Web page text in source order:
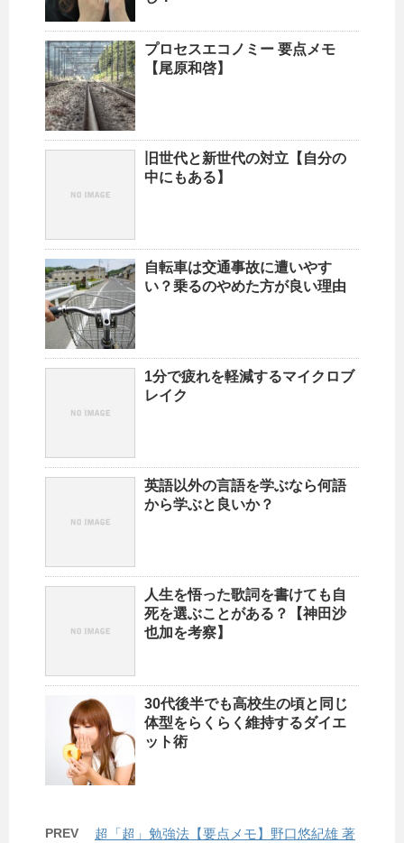
プロセスエコノミー 要点メモ
【尾原和啓】
旧世代と新世代の対立【自分の
中にもある】
自転車は交通事故に遭いやす
い？乗るのやめた方が良い理由
1分で疲れを軽減するマイクロブ
レイク
英語以外の言語を学ぶなら何語
から学ぶと良いか？
人生を悟った歌詞を書けても自
死を選ぶことがある？【神田沙
也加を考察】
30代後半でも高校生の頃と同じ
体型をらくらく維持するダイエ
ット術
PREV 超「超」勉強法【要点メモ】野口悠紀雄 著